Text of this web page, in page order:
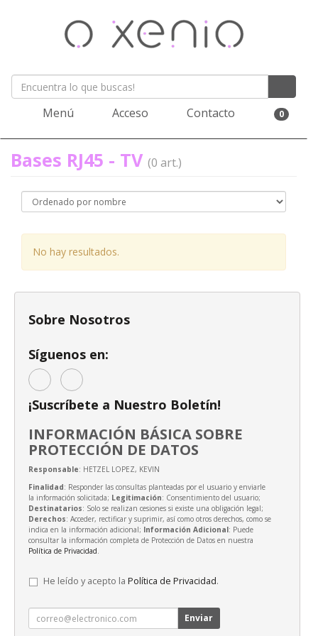
Menú Acceso Contacto 0
Bases RJ45 - TV (0 art.)
No hay resultados.
Sobre Nosotros
Síguenos en:
¡Suscríbete a Nuestro Boletín!
INFORMACIÓN BÁSICA SOBRE
PROTECCIÓN DE DATOS
Responsable: HETZEL LOPEZ, KEVIN
Finalidad: Responder las consultas planteadas por el usuario y enviarle
la información solicitada; Legitimación: Consentimiento del usuario;
Destinatarios: Solo se realizan cesiones si existe una obligación legal;
Derechos: Acceder, rectificar y suprimir, así como otros derechos, como se
indica en la información adicional; Información Adicional: Puede
consultar la información completa de Protección de Datos en nuestra
Política de Privacidad.
He leído y acepto la Política de Privacidad.
Enviar